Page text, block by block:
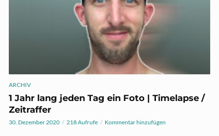
ARCHIV
1 Jahr lang jeden Tag ein Foto | Timelapse /
Zeitraffer
30. Dezember 2020 218 Aufrufe Kommentar hinzufügen